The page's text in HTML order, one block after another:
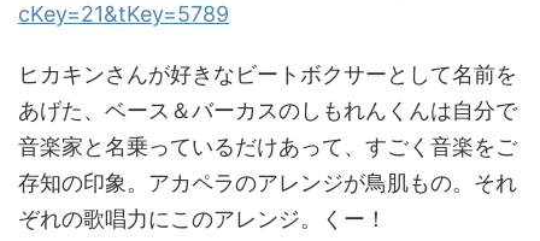
cKey=21&tKey=5789
ヒカキンさんが好きなビートボクサーとして名前を
あげた、ベース＆バーカスのしもれんくんは自分で
音楽家と名乗っているだけあって、すごく音楽をご
存知の印象。アカペラのアレンジが鳥肌もの。それ
ぞれの歌唱力にこのアレンジ。くー！